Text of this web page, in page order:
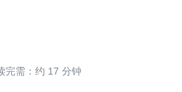
完需：约 17 分钟